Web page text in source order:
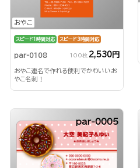
おやこ
スピード1時間対応 スピード3時間対応
par-0108 100枚 2,530円
おやこ連名で作れる便利でかわいいお
やこ名刺！
par-0005